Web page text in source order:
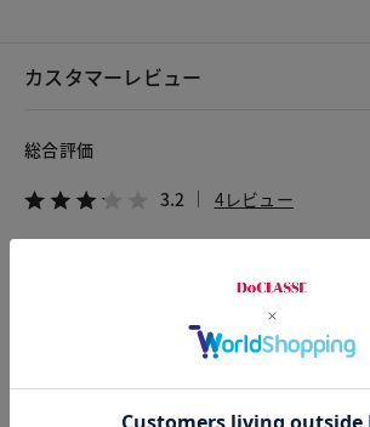
カスタマーレビュー
総合評価
3.2 4レビュー
2025.02.07